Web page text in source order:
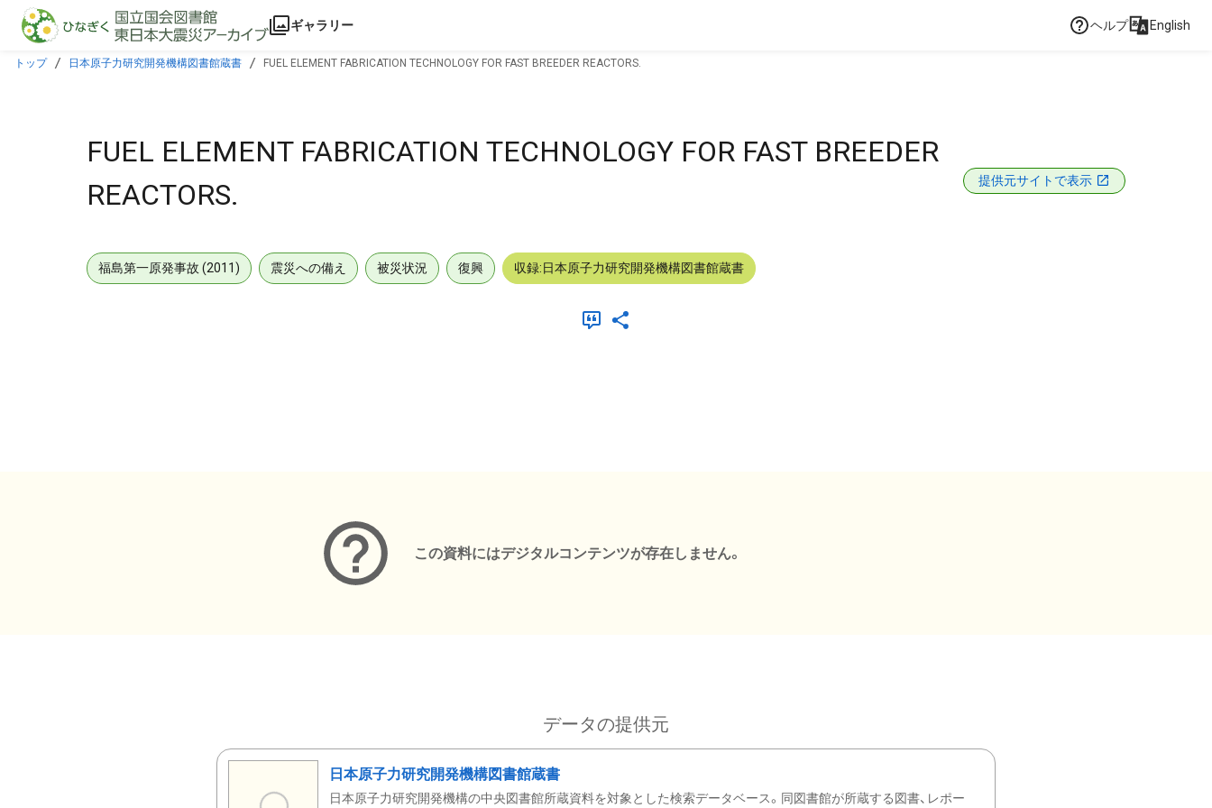
本文に飛ぶ
ギャラリー ヘルプ English
トップ 日本原子力研究開発機構図書館蔵書 FUEL ELEMENT FABRICATION TECHNOLOGY FOR FAST BREEDER REACTORS.
FUEL ELEMENT FABRICATION TECHNOLOGY FOR FAST BREEDER
REACTORS.
提供元サイトで表示
福島第一原発事故 (2011) 震災への備え 被災状況 復興 収録:日本原子力研究開発機構図書館蔵書
この資料にはデジタルコンテンツが存在しません。
データの提供元
日本原子力研究開発機構図書館蔵書
日本原子力研究開発機構の中央図書館所蔵資料を対象とした検索データベース。同図書館が所蔵する図書、レポー